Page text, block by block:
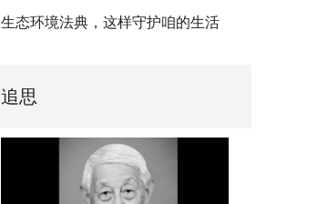
生态环境法典，这样守护咱的生活
追思